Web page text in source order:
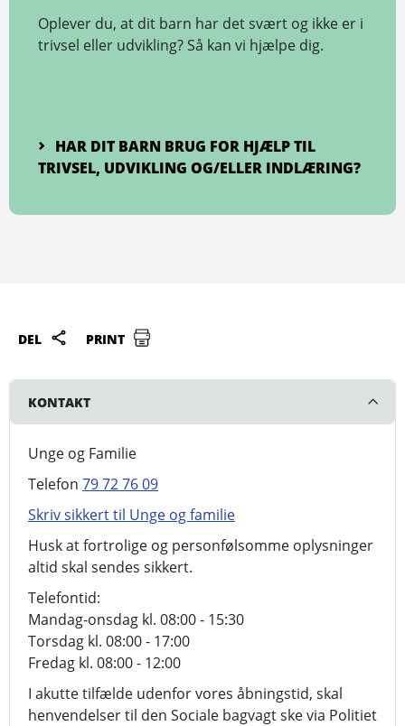
Oplever du, at dit barn har det svært og ikke er i
trivsel eller udvikling? Så kan vi hjælpe dig.
HAR DIT BARN BRUG FOR HJÆLP TIL
TRIVSEL, UDVIKLING OG/ELLER INDLÆRING?
DEL PRINT
KONTAKT
Unge og Familie
Telefon 79 72 76 09
Skriv sikkert til Unge og familie
Husk at fortrolige og personfølsomme oplysninger
altid skal sendes sikkert.
Telefontid:
Mandag-onsdag kl. 08:00 - 15:30
Torsdag kl. 08:00 - 17:00
Fredag kl. 08:00 - 12:00
I akutte tilfælde udenfor vores åbningstid, skal
henvendelser til den Sociale bagvagt ske via Politiet